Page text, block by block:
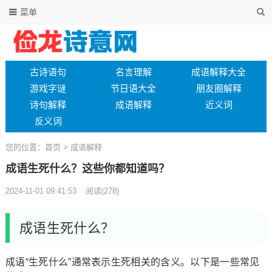
菜单
古诗语句 名言理解
成语解释大全
游戏字谜
节日语大全
朋友圈解释
诗句解释
成语解释
近义词
反义词
您的位置： 首页 > 成语解释
成语生死什么？这些你都知道吗？
2024-11-01 09:41:53 阅读(278)
成语生死什么？
成语“生死什么”通常表示生死相关的含义。以下是一些常见